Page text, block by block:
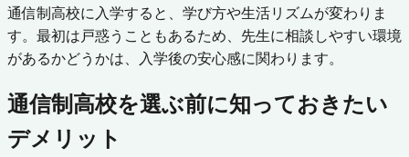
通信制高校に入学すると、学び方や生活リズムが変わりま
す。最初は戸惑うこともあるため、先生に相談しやすい環境
があるかどうかは、入学後の安心感に関わります。
通信制高校を選ぶ前に知っておきたい
デメリット